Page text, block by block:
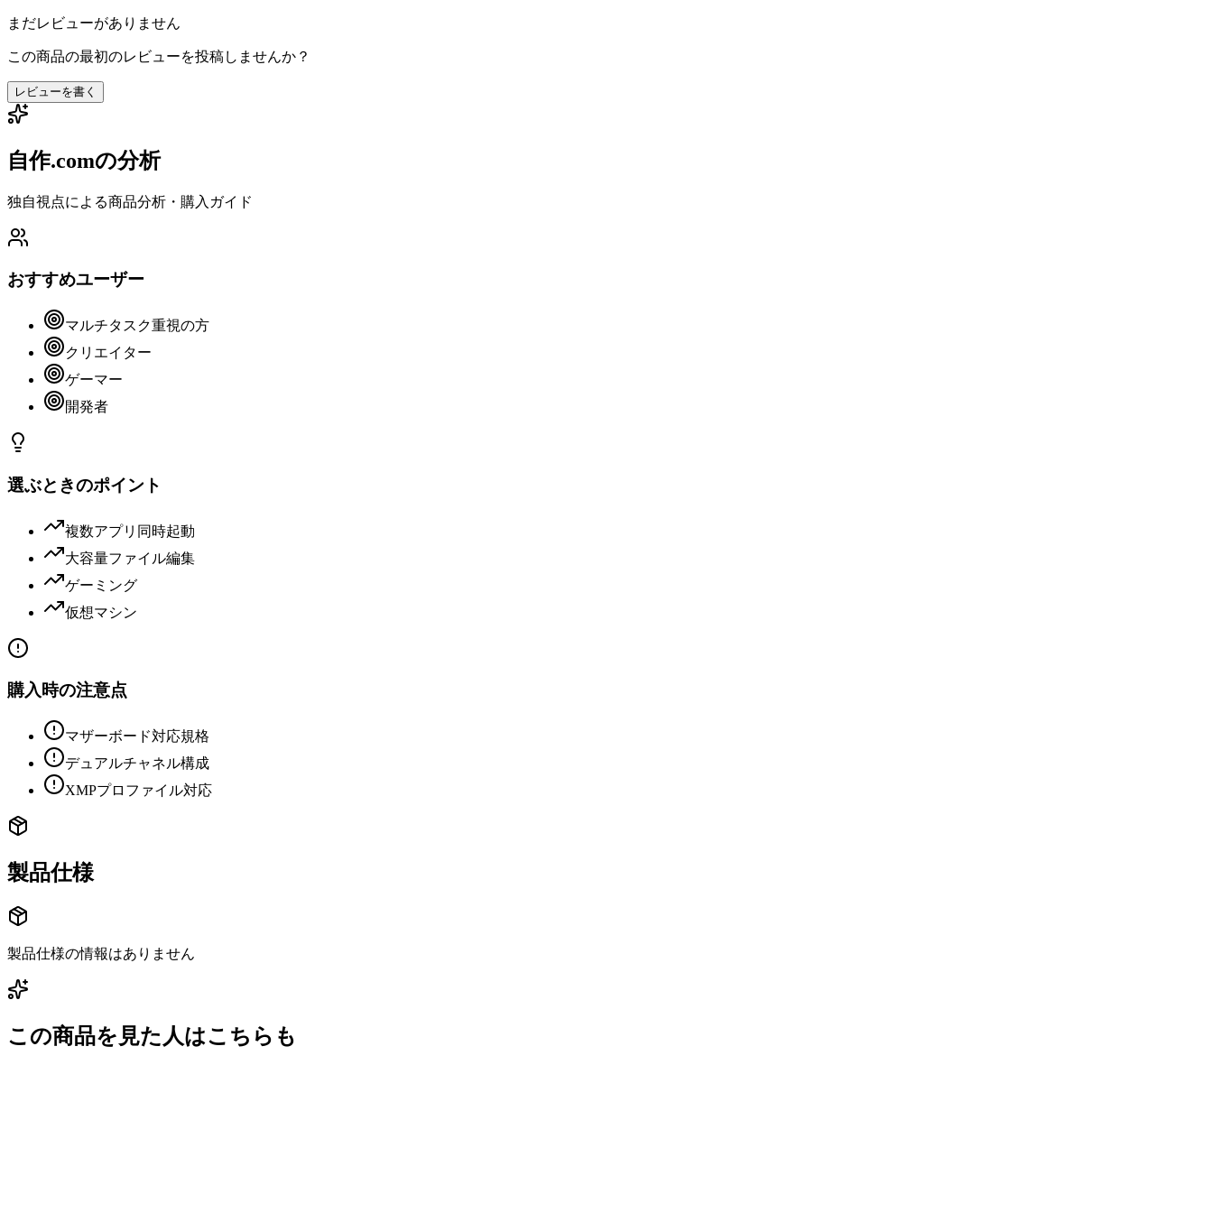
まだレビューがありません
この商品の最初のレビューを投稿しませんか？
レビューを書く
自作.comの分析
独自視点による商品分析・購入ガイド
おすすめユーザー
マルチタスク重視の方
クリエイター
ゲーマー
開発者
選ぶときのポイント
複数アプリ同時起動
大容量ファイル編集
ゲーミング
仮想マシン
購入時の注意点
マザーボード対応規格
デュアルチャネル構成
XMPプロファイル対応
製品仕様
製品仕様の情報はありません
この商品を見た人はこちらも